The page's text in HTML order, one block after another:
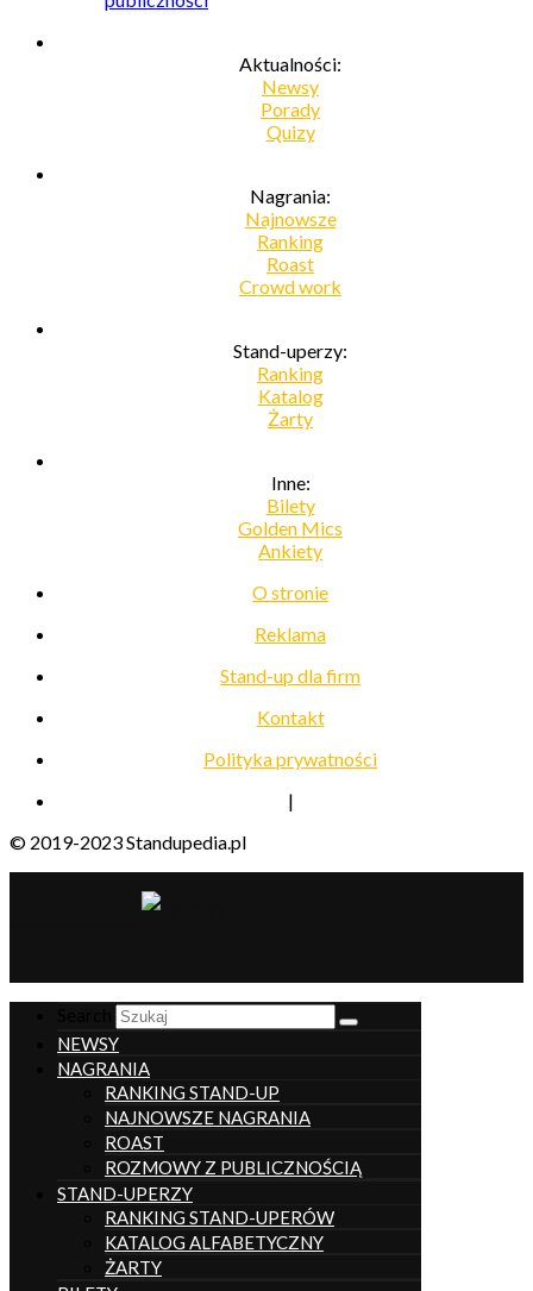
Aktualności:
Newsy
Porady
Quizy
Nagrania:
Najnowsze
Ranking
Roast
Crowd work
Stand-uperzy:
Ranking
Katalog
Żarty
Inne:
Bilety
Golden Mics
Ankiety
O stronie
Reklama
Stand-up dla firm
Kontakt
Polityka prywatności
|
© 2019-2023 Standupedia.pl
NEWSY
NAGRANIA
RANKING STAND-UP
NAJNOWSZE NAGRANIA
ROAST
ROZMOWY Z PUBLICZNOŚCIĄ
STAND-UPERZY
RANKING STAND-UPERÓW
KATALOG ALFABETYCZNY
ŻARTY